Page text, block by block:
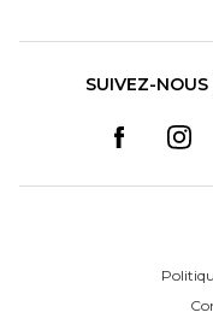
SUIVEZ-NOUS